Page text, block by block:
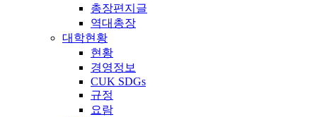
총장편지글
역대총장
대학현황
현황
경영정보
CUK SDGs
규정
요람